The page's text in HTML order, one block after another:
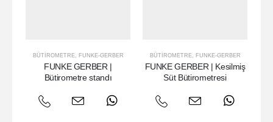
BÜTIROMETRE, FUNKE-GERBER
FUNKE GERBER |
Bütirometre standı
BÜTIROMETRE, FUNKE-GERBER
FUNKE GERBER | Kesilmiş
Süt Bütirometresi